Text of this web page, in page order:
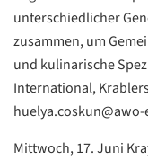
unterschiedlicher
zusammen, um
und kulinarische
International,
huelya.coskun@awo-
Mittwoch, 17. Juni